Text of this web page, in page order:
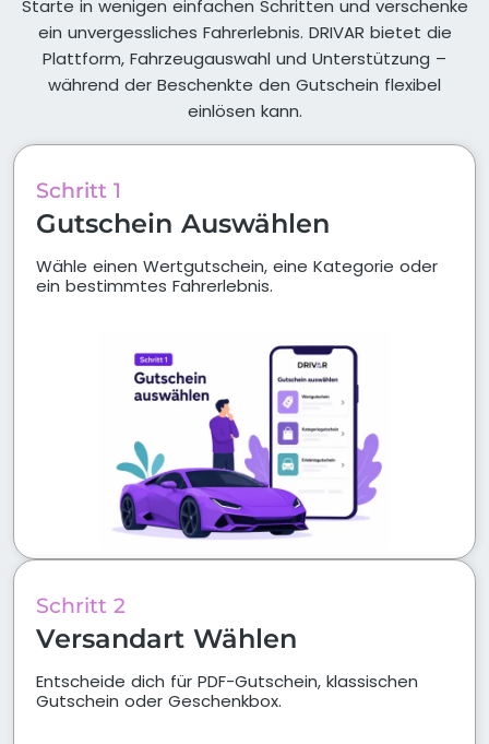
Starte in wenigen einfachen Schritten und verschenke
ein unvergessliches Fahrerlebnis. DRIVAR bietet die
Plattform, Fahrzeugauswahl und Unterstützung –
während der Beschenkte den Gutschein flexibel
einlösen kann.
Schritt 1
Gutschein Auswählen
Wähle einen Wertgutschein, eine Kategorie oder
ein bestimmtes Fahrerlebnis.
Schritt 2
Versandart Wählen
Entscheide dich für PDF-Gutschein, klassischen
Gutschein oder Geschenkbox.